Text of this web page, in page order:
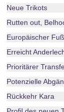
Neue Trikots
Rutten out,
Europäischer
Erreicht
Prioritärer
Potenzielle
Rückkehr Kara